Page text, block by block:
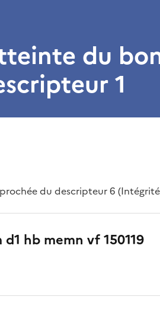
du
1
du descripteur 6
hb memn vf 150119